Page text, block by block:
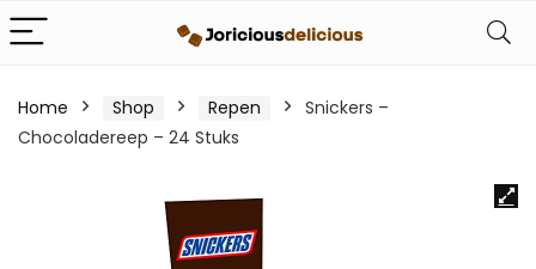
Home Shop Repen
Snickers –
Chocoladereep – 24 Stuks